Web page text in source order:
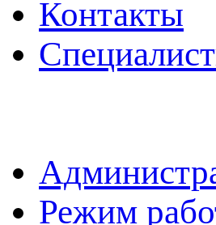
Контакты
Режим